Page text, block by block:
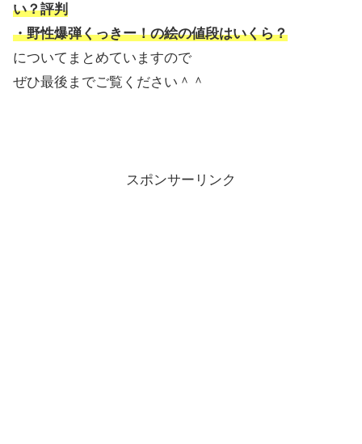
い？評判
・野性爆弾くっきー！の絵の値段はいくら？
についてまとめていますので
ぜひ最後までご覧ください＾＾
スポンサーリンク